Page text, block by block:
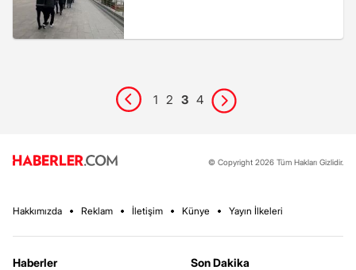
1 2 3 4
© Copyright 2026 Tüm Hakları Gizlidir.
Hakkımızda Reklam İletişim Künye Yayın İlkeleri
Haberler
Son Dakika